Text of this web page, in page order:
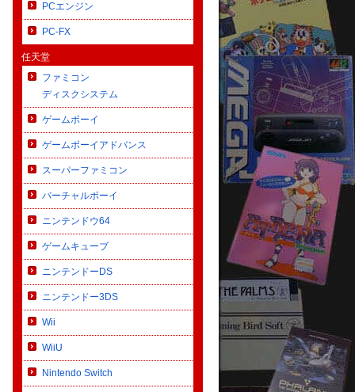
PCエンジン
PC-FX
任天堂
ファミコン
ディスクシステム
ゲームボーイ
ゲームボーイアドバンス
スーパーファミコン
バーチャルボーイ
ニンテンドウ64
ゲームキューブ
ニンテンドーDS
ニンテンドー3DS
Wii
WiiU
Nintendo Switch